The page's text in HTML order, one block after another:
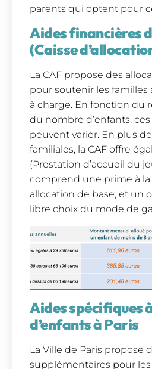
parents qui optent pour
Aides financières
(Caisse
La CAF propose des
pour soutenir les familles
à charge. En fonction du
du nombre d’enfants,
peuvent varier. En plus
familiales, la CAF offre
(Prestation d’accueil du
comprend une prime à la
allocation de base, et un
libre choix du mode de
Aides spécifiques
d’enfants à Paris
La Ville de Paris propose
supplémentaires pour